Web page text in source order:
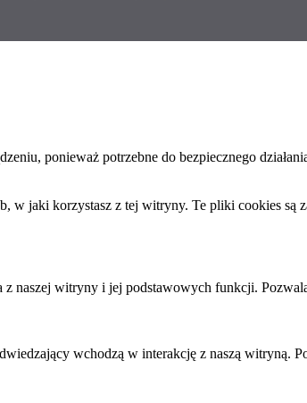
ponieważ potrzebne do bezpiecznego
jaki korzystasz z tej witryny. Te pliki cookies są
naszej witryny i jej podstawowych funkcji.
wchodzą w interakcję z naszą witryną.